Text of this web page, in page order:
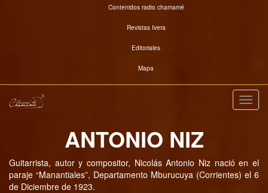
Contenidos radio chamamé
Revistas Ivera
Editoriales
Mapa
ANTONIO NIZ
Guitarrista, autor y compositor, Nicolás Antonio Niz nació en el
paraje “Manantiales”, Departamento Mburucuya (Corrientes) el 6
de Diciembre de 1923.